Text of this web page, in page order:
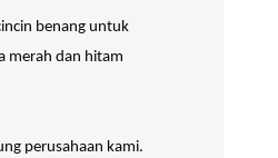
benang untuk
merah dan hitam
perusahaan kami.